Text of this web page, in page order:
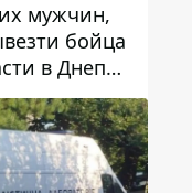
мужчин,
бойца
в Днепр
среди